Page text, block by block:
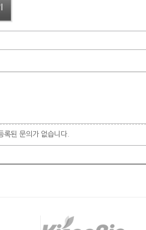
록된 문의가 없습니다.